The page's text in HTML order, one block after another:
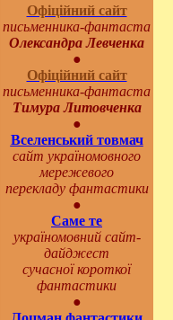
Офіційний сайт
письменника-фантаста
Олександра Левченка
●
Офіційний сайт
письменника-фантаста
Тимура Литовченка
●
Вселенський товмач
сайт україномовного
мережевого
перекладу фантастики
●
Саме те
україномовний сайт-
дайджест
сучасної короткої
фантастики
●